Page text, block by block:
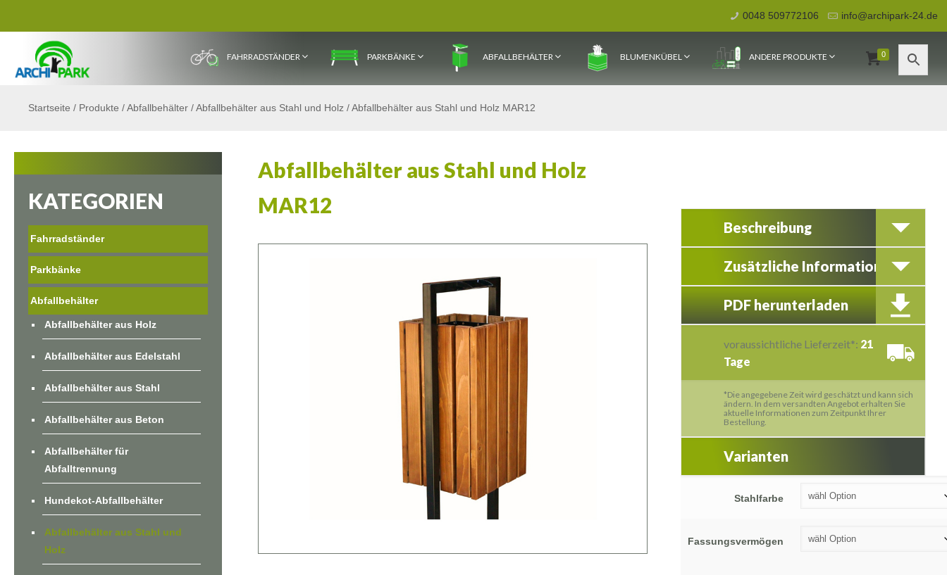
0048 509772106 info@archipark-24.de
FAHRRADSTÄNDER PARKBÄNKE ABFALLBEHÄLTER BLUMENKÜBEL ANDERE PRODUKTE 0
Startseite / Produkte /Abfallbehälter /Abfallbehälter aus Stahl und Holz /Abfallbehälter aus Stahl und Holz MAR12
Abfallbehälter aus Stahl und Holz
MAR12
Beschreibung
Zusätzliche Information
PDF herunterladen
voraussichtliche Lieferzeit*: 21
Tage
*Die angegebene Zeit wird geschätzt und kann sich
ändern. In dem versandten Angebot erhalten Sie
aktuelle Informationen zum Zeitpunkt Ihrer
Bestellung.
Varianten
Stahlfarbe
Fassungsvermögen
KATEGORIEN
Fahrradständer
Parkbänke
Abfallbehälter
Abfallbehälter aus Holz
Abfallbehälter aus Edelstahl
Abfallbehälter aus Stahl
Abfallbehälter aus Beton
Abfallbehälter für
Abfalltrennung
Hundekot-Abfallbehälter
Abfallbehälter aus Stahl und
Holz